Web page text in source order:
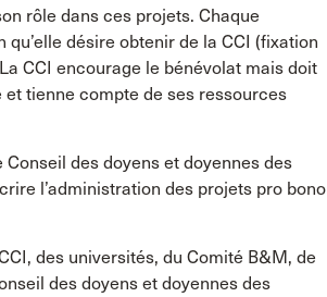
rôle dans ces projets. Chaque
désire obtenir de la CCI (fixation
CCI encourage le bénévolat mais doit
tienne compte de ses ressources
des doyens et doyennes des
l’administration des projets pro bono
des universités, du Comité B&M, de
des doyens et doyennes des